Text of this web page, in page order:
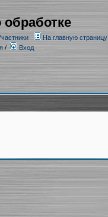
На главную страницу
/ Вход